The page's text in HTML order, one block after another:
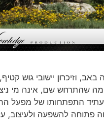
וזיכרון יישובי גוש
שהתרחש שם, אינה מי
התפתחותו של מפעל
להשפעה ולעיצוב, על